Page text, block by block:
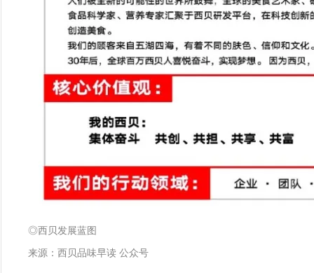
◎西贝发展蓝图
来源：西贝品味早读 公众号